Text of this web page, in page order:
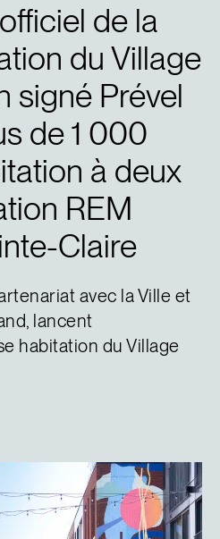
de la
du Village
signé Prével
de 1 000
à deux
REM
Claire
avec la Ville et
lancent
habitation du Village